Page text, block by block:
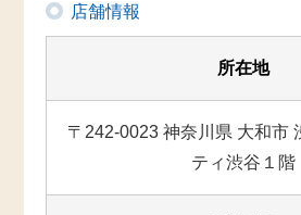
店舗情報
所在地
〒242-0023 神奈川県 大和市
ティ渋谷１階